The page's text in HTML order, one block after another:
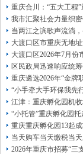
1263653355 重庆创业园
册公司特大优惠了：
1063653355、（我们有
包含（核名、 财务章、
可上门服务哦！（收、
咨询热线：办营业执照、
章、
发人私章）若同时签订
本公司注册公司：
重庆合川：“五大工程
我市汇聚社会力量织
当两江之滨歌声流淌
大渡口区市重庆无地
大渡口区2026年7月
区民政局迅速响应统
重庆遴选2026年“金牌
“小手牵大手环保我先
江津：重庆孵化园机
“小托管”重庆孵化园
重庆重庆孵化园13起
当天购车当天缴税当
2026年重庆市招募“三